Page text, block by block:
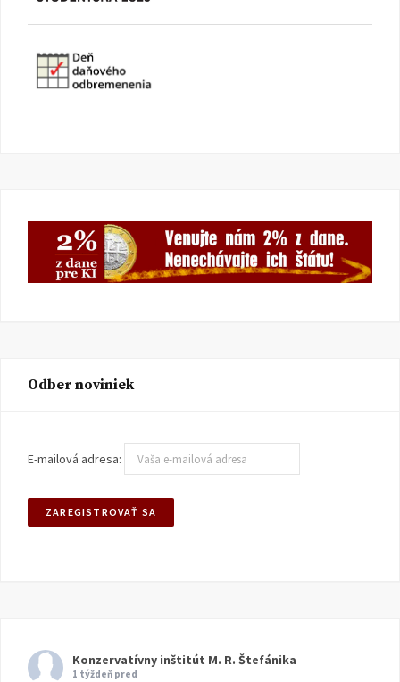
Odber noviniek
E-mailová adresa:
Konzervatívny inštitút M. R. Štefánika
1 týždeň pred